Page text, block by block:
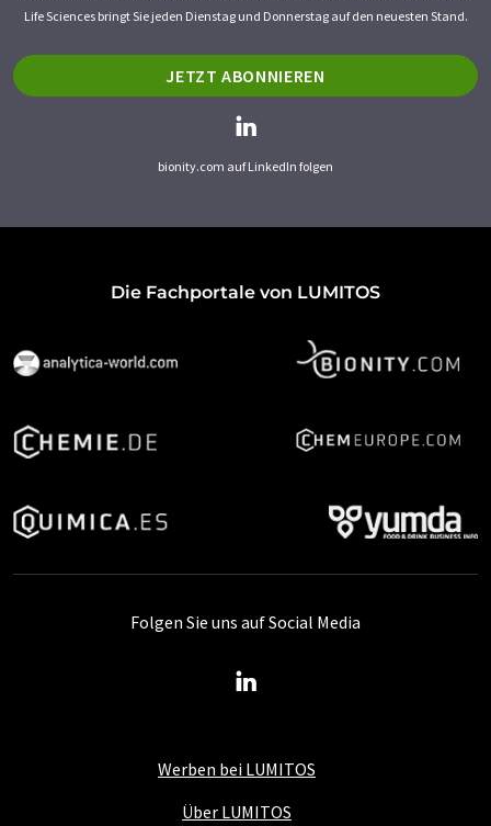
Life Sciences bringt Sie jeden Dienstag und Donnerstag auf den neuesten Stand.
JETZT ABONNIEREN
bionity.com auf LinkedIn folgen
Die Fachportale von LUMITOS
Werben bei LUMITOS
Über LUMITOS
Folgen Sie uns auf Social Media